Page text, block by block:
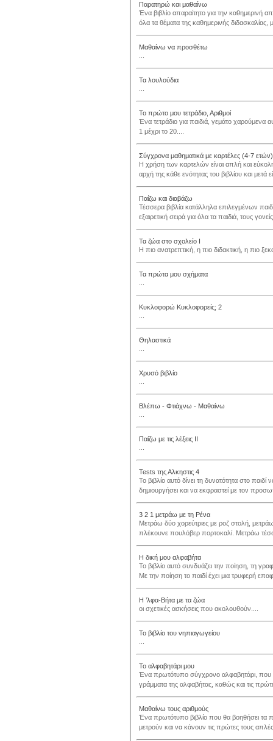
Παρατηρώ και μαθαίνω
Ένα βιβλίο απαραίτητο για την καθημερινή
όλα τα θέματα της καθημερινής
Μαθαίνω να προσθέτω
Τα λουλούδια
Το πρώτο μου τετράδιο, Αριθμοί
Ένα τετράδιο για παιδιά, γεμάτο
1 μέχρι το 20....
Σύγχρονα μαθηματικά με καρτέλες (4-7 ετών)
Η χρήση των καρτελών είναι απλή και
αρχή της κάθε ενότητας του βιβλίου και
Παίζω και διαβάζω
Τέσσερα βιβλία κατάλληλα επιλεγμένων
εξαιρετική σειρά για όλα τα παιδιά, τους
Τα ζώα στο σχολείο I
Η πιο ανατρεπτική, η πιο διδακτική, η πιο
Τα πρώτα μου σχήματα
Κυκλοφορώ Κυκλοφορείς; 2
Θηλαστικά
Χρυσό βιβλίο
Βλέπω - Φτιάχνω - Μαθαίνω
Παίζω με τις λέξεις ΙΙ
Tests της Αλκηστις 4
Το βιβλίο αυτό δίνει τη δυνατότητα στο
δημιουργήσει και να εκφραστεί με τον
3 2 1 μετράω με τη Ρένα
Μετράω δύο χορεύτριες με ροζ στολή, μετράω
πλέκουνε πουλόβερ πορτοκαλί. Μετράω
Η δική μου αλφαβήτα
Το βιβλίο αυτό συνδυάζει την ποίηση, τη
Με την ποίηση το παιδί έχει μια τρυφερή
Η ’λφα-Βήτα με τα ζώα
οι σχετικές ασκήσεις που ακολουθούν....
Το βιβλίο του νηπιαγωγείου
Το αλφαβητάρι μου
Ένα πρωτότυπο σύγχρονο αλφαβητάρι, που
γράμματα της αλφαβήτας, καθώς και τις
Μαθαίνω τους αριθμούς
Ένα πρωτότυπο βιβλίο που θα βοηθήσει τα
μετρούν και να κάνουν τις πρώτες τους